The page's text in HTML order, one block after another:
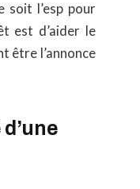
soit l’esp pour
est d’aider le
être l’annonce